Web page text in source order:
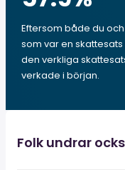
Eftersom både du
som var en skattesats
den verkliga
verkade i början.
Folk undrar